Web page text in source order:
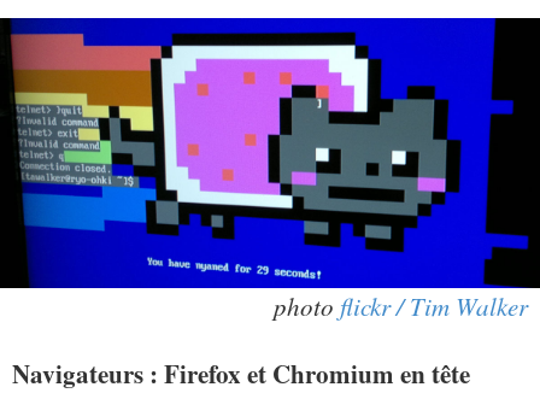
photo flickr / Tim Walker
Navigateurs : Firefox et Chromium en tête